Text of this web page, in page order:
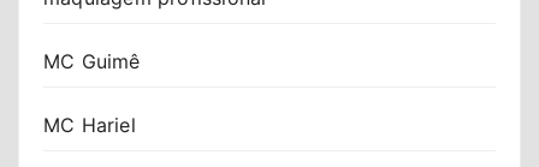
MC Guimê
MC Hariel